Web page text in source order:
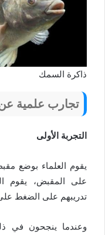
ذاكرة السمك
تجارب علمية
التجربة الأولى
يقوم العلماء بوضع
على المقبض، يقوم
تدريبهم على الضغط
وعندما ينجحون في